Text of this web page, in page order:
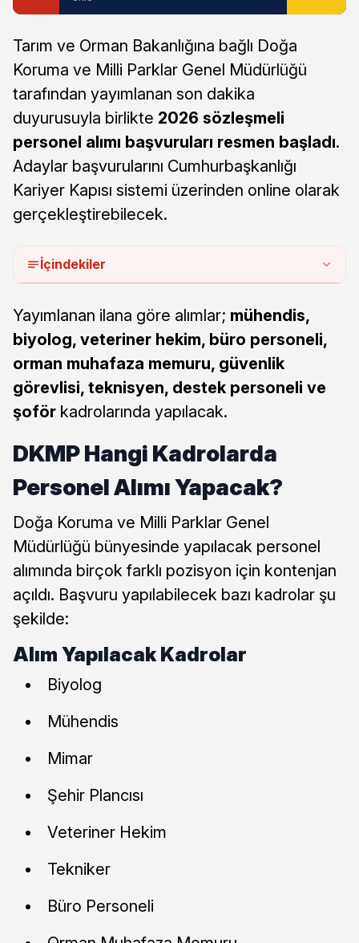
Tarım ve Orman Bakanlığına bağlı Doğa
Koruma ve Milli Parklar Genel Müdürlüğü
tarafından yayımlanan son dakika
duyurusuyla birlikte 2026 sözleşmeli
personel alımı başvuruları resmen başladı.
Adaylar başvurularını Cumhurbaşkanlığı
Kariyer Kapısı sistemi üzerinden online olarak
gerçekleştirebilecek.
İçindekiler
Yayımlanan ilana göre alımlar; mühendis,
biyolog, veteriner hekim, büro personeli,
orman muhafaza memuru, güvenlik
görevlisi, teknisyen, destek personeli ve
şoför kadrolarında yapılacak.
DKMP Hangi Kadrolarda
Personel Alımı Yapacak?
Doğa Koruma ve Milli Parklar Genel
Müdürlüğü bünyesinde yapılacak personel
alımında birçok farklı pozisyon için kontenjan
açıldı. Başvuru yapılabilecek bazı kadrolar şu
şekilde:
Alım Yapılacak Kadrolar
Biyolog
Mühendis
Mimar
Şehir Plancısı
Veteriner Hekim
Tekniker
Büro Personeli